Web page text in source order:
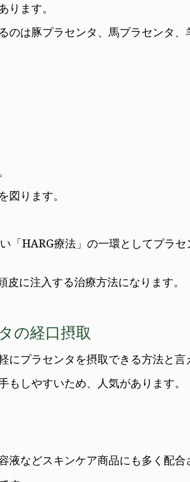
ます。
のは豚プラセンタ、馬プラセンタ
ります。
「HARG療法」の一環としてプラセ
に注入する治療方法になります。
の経口摂取
プラセンタを摂取できる方法と言
しやすいため、人気があります。
などスキンケア商品にも多く配合